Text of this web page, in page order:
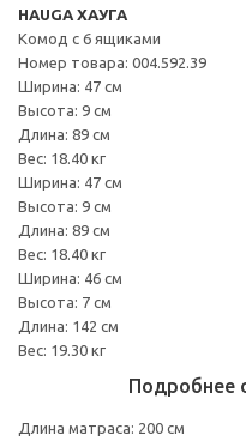
HAUGA ХАУГА
Комод с 6 ящиками
Номер товара: 004.592.39
Ширина: 47 см
Высота: 9 см
Длина: 89 см
Вес: 18.40 кг
Ширина: 47 см
Высота: 9 см
Длина: 89 см
Вес: 18.40 кг
Ширина: 46 см
Высота: 7 см
Длина: 142 см
Вес: 19.30 кг
Подробнее
Длина матраса: 200 см